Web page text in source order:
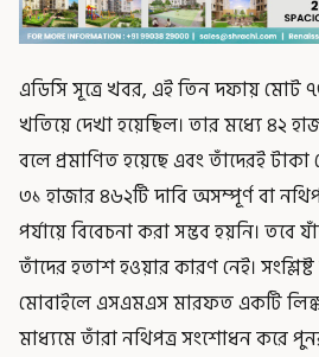
এডিসি সূত্রে খবর, এই তিন দফায় মোট
খতিয়ে দেখা হয়েছিল। তার মধ্যে ৪২
বলে প্রমাণিত হয়েছে এবং তাঁদেরই
৩১ হাজার ৪৬২টি দাবি অসম্পূর্ণ বা
পর্যায়ে বিবেচনা করা সম্ভব হয়নি। তবে
তাঁদের হতাশ হওয়ার কারণ নেই।
মোবাইলে এসএমএস মারফত একটি লিঙ্ক
মাধ্যমে তাঁরা নথিপত্র সংশোধন করে